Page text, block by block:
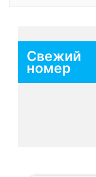
Свежий
номер